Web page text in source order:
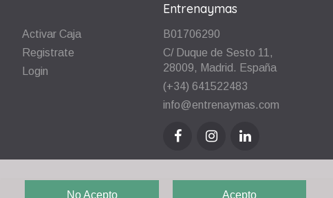
Activar Caja
Registrate
Login
Entrenaymas
B01706290
C/ Duque de Sesto 11,
28009, Madrid. España
(+34) 641522483
info@entrenaymas.com
No Acepto Acepto